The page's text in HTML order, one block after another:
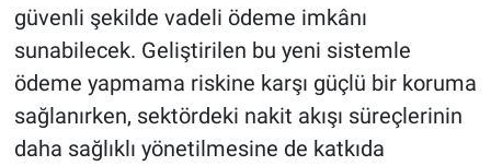
güvenli şekilde vadeli ödeme imkânı
sunabilecek. Geliştirilen bu yeni sistemle
ödeme yapmama riskine karşı güçlü bir koruma
sağlanırken, sektördeki nakit akışı süreçlerinin
daha sağlıklı yönetilmesine de katkıda